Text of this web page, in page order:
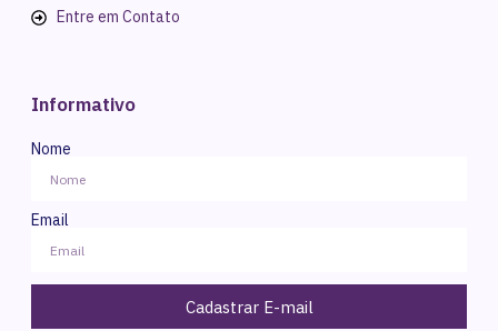
Entre em Contato
Informativo
Nome
Email
Cadastrar E-mail